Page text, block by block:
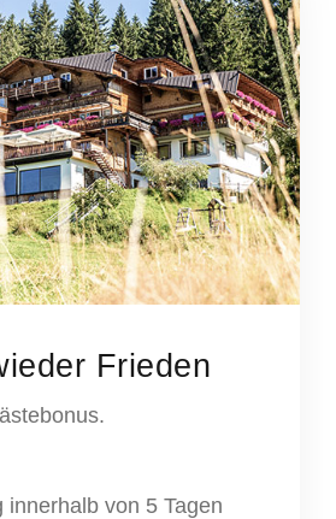
Frieden
innerhalb von 5 Tagen